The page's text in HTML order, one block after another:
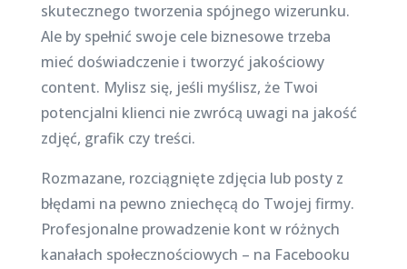
skutecznego tworzenia spójnego wizerunku.
Ale by spełnić swoje cele biznesowe trzeba
mieć doświadczenie i tworzyć jakościowy
content. Mylisz się, jeśli myślisz, że Twoi
potencjalni klienci nie zwrócą uwagi na jakość
zdjęć, grafik czy treści.
Rozmazane, rozciągnięte zdjęcia lub posty z
błędami na pewno zniechęcą do Twojej firmy.
Profesjonalne prowadzenie kont w różnych
kanałach społecznościowych – na Facebooku